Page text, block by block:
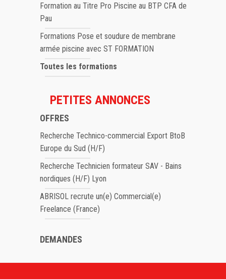
Formation au Titre Pro Piscine au BTP CFA de
Pau
Formations Pose et soudure de membrane
armée piscine avec ST FORMATION
Toutes les formations
PETITES ANNONCES
OFFRES
Recherche Technico-commercial Export BtoB
Europe du Sud (H/F)
Recherche Technicien formateur SAV - Bains
nordiques (H/F) Lyon
ABRISOL recrute un(e) Commercial(e)
Freelance (France)
DEMANDES